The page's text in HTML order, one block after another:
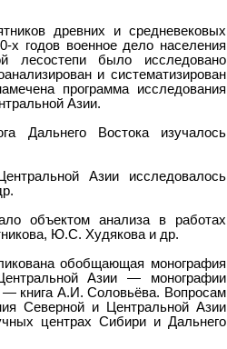
древних и средневековых
х годов военное дело населения
лесостепи было исследовано
и систематизирован
программа исследования
Азии.
Дальнего Востока изучалось
Азии исследовалось
объектом анализа в работах
Ю.С. Худякова и др.
обобщающая монография
Азии — монографии
книга А.И. Соловьёва. Вопросам
Северной и Центральной Азии
центрах Сибири и Дальнего